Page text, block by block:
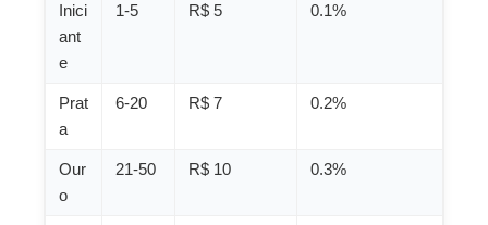
Inici
ant
e
1-5 R$ 5 0.1%
Prat
a
6-20 R$ 7 0.2%
Our
o
21-50 R$ 10 0.3%